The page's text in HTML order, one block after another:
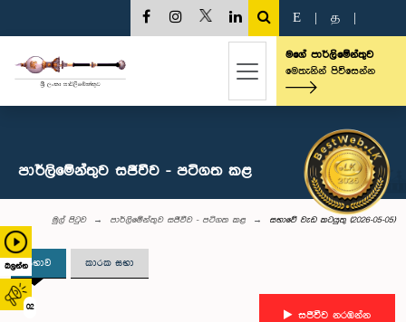
බලන්න
02
E த
මගේ පාර්ලිමේන්තුව
මෙතැනින් පිවිසෙන්න
පාර්ලිමේන්තුව සජීවීව - පටිගත කළ
මුල් පිටුව පාර්ලිමේන්තුව සජීවීව - පටිගත කළ සභාවේ වැඩ කටයුතු (2026-05-05)
සභාව කාරක සභා
සජීවීව නරඹන්න